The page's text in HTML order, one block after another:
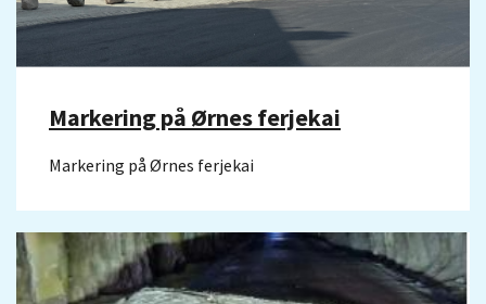
Markering på Ørnes ferjekai
Markering på Ørnes ferjekai